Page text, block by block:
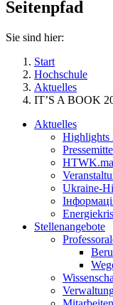
Seitenpfad
Sie sind hier:
Start
Hochschule
Aktuelles
IT’S A BOOK
Aktuelles
Highlights
Ukraine-
Stellenangebote